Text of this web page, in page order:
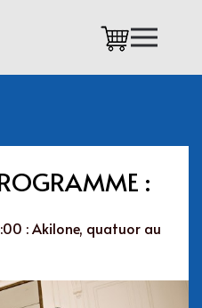
:
: Akilone, quatuor au